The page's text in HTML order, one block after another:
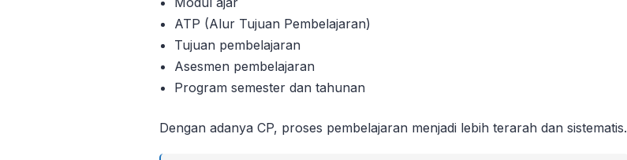
ATP (Alur Tujuan Pembelajaran)
Tujuan pembelajaran
Asesmen pembelajaran
Program semester dan tahunan
Dengan adanya CP, proses pembelajaran menjadi lebih terarah dan sistematis.